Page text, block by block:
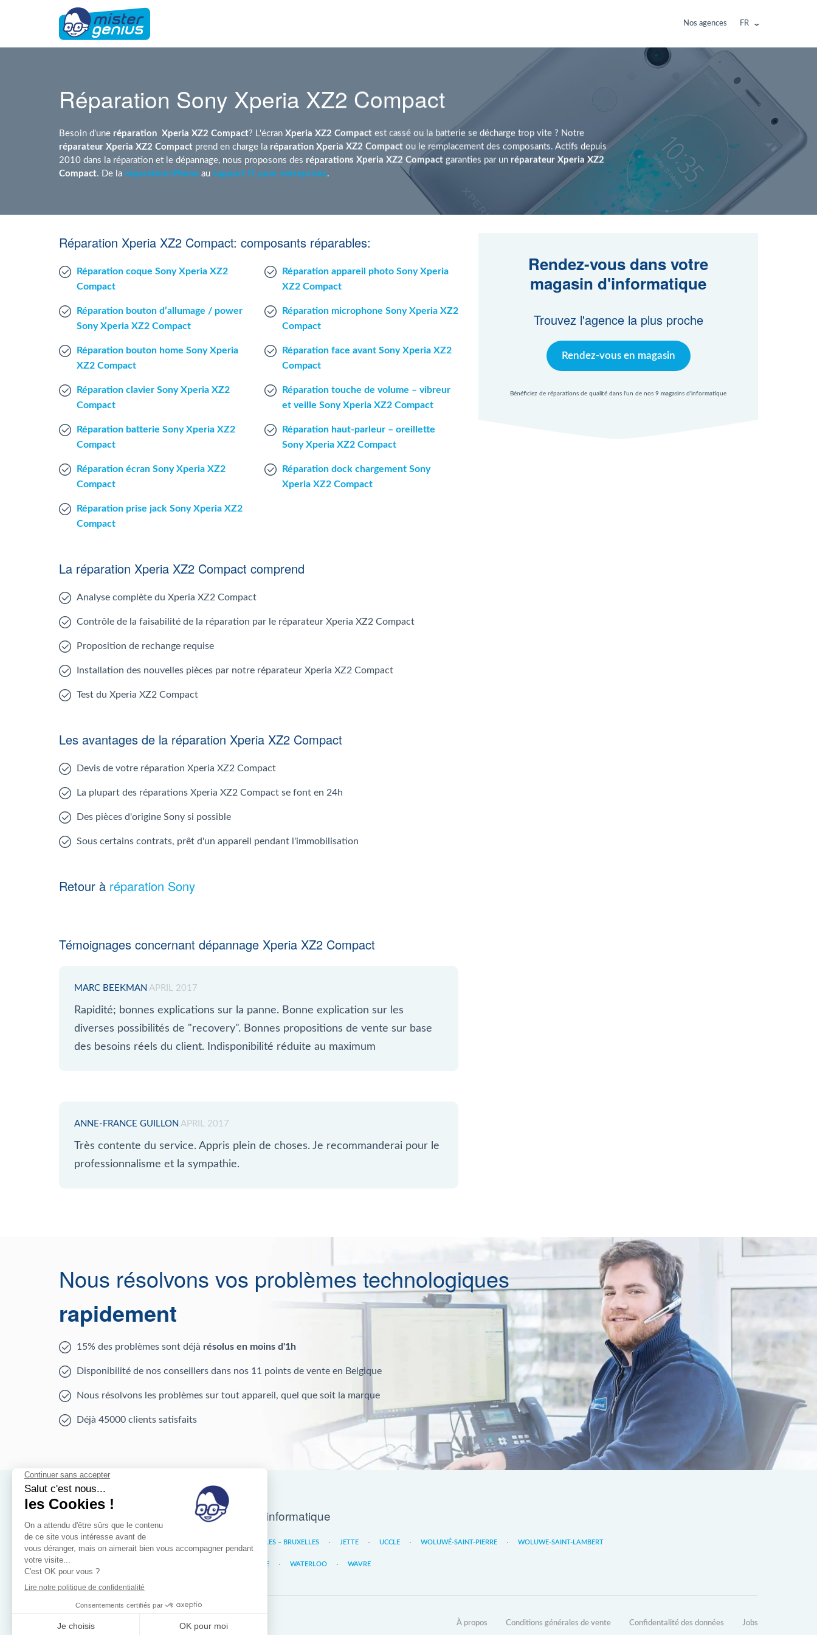
Nos agences FR
Réparation Sony Xperia XZ2 Compact
Besoin d'une réparation Xperia XZ2 Compact? L'écran Xperia XZ2 Compact est cassé ou la batterie se décharge trop vite ? Notre
réparateur Xperia XZ2 Compact prend en charge la réparation Xperia XZ2 Compact ou le remplacement des composants. Actifs depuis
2010 dans la réparation et le dépannage, nous proposons des réparations Xperia XZ2 Compact garanties par un réparateur Xperia XZ2
Compact. De la réparation iPhone au support IT pour entreprises.
Réparation Xperia XZ2 Compact: composants réparables:
Réparation coque Sony Xperia XZ2
Compact
Réparation bouton d’allumage / power
Sony Xperia XZ2 Compact
Réparation bouton home Sony Xperia
XZ2 Compact
Réparation clavier Sony Xperia XZ2
Compact
Réparation batterie Sony Xperia XZ2
Compact
Réparation écran Sony Xperia XZ2
Compact
Réparation prise jack Sony Xperia XZ2
Compact
Réparation appareil photo Sony Xperia
XZ2 Compact
Réparation microphone Sony Xperia XZ2
Compact
Réparation face avant Sony Xperia XZ2
Compact
Réparation touche de volume – vibreur
et veille Sony Xperia XZ2 Compact
Réparation haut-parleur – oreillette
Sony Xperia XZ2 Compact
Réparation dock chargement Sony
Xperia XZ2 Compact
Rendez-vous dans votre
magasin d'informatique
Trouvez l'agence la plus proche
Rendez-vous en magasin
Bénéficiez de réparations de qualité dans l'un de nos 9 magasins d'informatique
La réparation Xperia XZ2 Compact comprend
Analyse complète du Xperia XZ2 Compact
Contrôle de la faisabilité de la réparation par le réparateur Xperia XZ2 Compact
Proposition de rechange requise
Installation des nouvelles pièces par notre réparateur Xperia XZ2 Compact
Test du Xperia XZ2 Compact
Les avantages de la réparation Xperia XZ2 Compact
Devis de votre réparation Xperia XZ2 Compact
La plupart des réparations Xperia XZ2 Compact se font en 24h
Des pièces d'origine Sony si possible
Sous certains contrats, prêt d'un appareil pendant l'immobilisation
Retour à réparation Sony
Témoignages concernant dépannage Xperia XZ2 Compact
MARC BEEKMAN APRIL 2017
Rapidité; bonnes explications sur la panne. Bonne explication sur les
diverses possibilités de "recovery". Bonnes propositions de vente sur base
des besoins réels du client. Indisponibilité réduite au maximum
ANNE-FRANCE GUILLON APRIL 2017
Très contente du service. Appris plein de choses. Je recommanderai pour le
professionnalisme et la sympathie.
Nous résolvons vos problèmes technologiques
rapidement
15% des problèmes sont déjà résolus en moins d'1h
Disponibilité de nos conseillers dans nos 11 points de vente en Belgique
Nous résolvons les problèmes sur tout appareil, quel que soit la marque
Déjà 45000 clients satisfaits
Nos magasins d'informatique
IXELLES – BRUXELLES JETTE UCCLE WOLUWÉ-SAINT-PIERRE WOLUWE-SAINT-LAMBERT
LIÈGE WATERLOO WAVRE
À propos Conditions générales de vente Confidentalité des données Jobs